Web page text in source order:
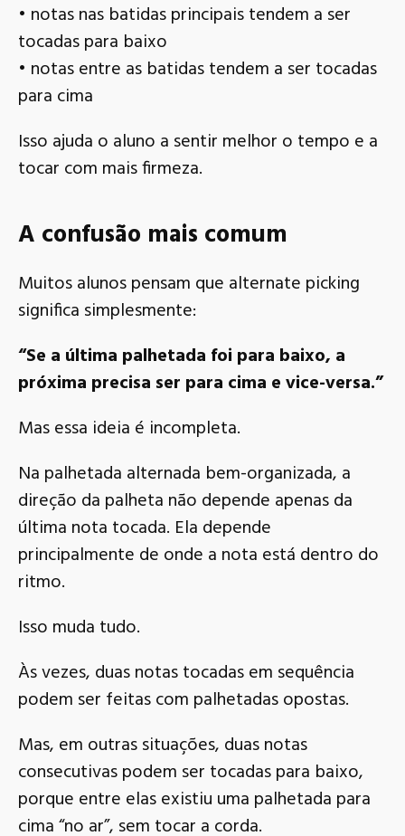
• notas nas batidas principais tendem a ser
tocadas para baixo
• notas entre as batidas tendem a ser tocadas
para cima
Isso ajuda o aluno a sentir melhor o tempo e a
tocar com mais firmeza.
A confusão mais comum
Muitos alunos pensam que alternate picking
significa simplesmente:
“Se a última palhetada foi para baixo, a
próxima precisa ser para cima e vice-versa.”
Mas essa ideia é incompleta.
Na palhetada alternada bem-organizada, a
direção da palheta não depende apenas da
última nota tocada. Ela depende
principalmente de onde a nota está dentro do
ritmo.
Isso muda tudo.
Às vezes, duas notas tocadas em sequência
podem ser feitas com palhetadas opostas.
Mas, em outras situações, duas notas
consecutivas podem ser tocadas para baixo,
porque entre elas existiu uma palhetada para
cima “no ar”, sem tocar a corda.